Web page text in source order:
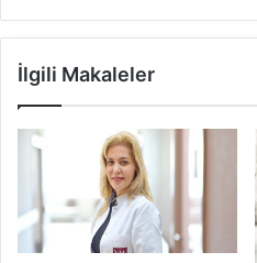
İlgili Makaleler